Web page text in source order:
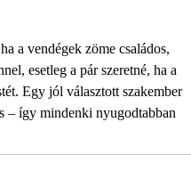
a vendégek zöme családos,
esetleg a pár szeretné, ha a
Egy jól választott szakember
– így mindenki nyugodtabban